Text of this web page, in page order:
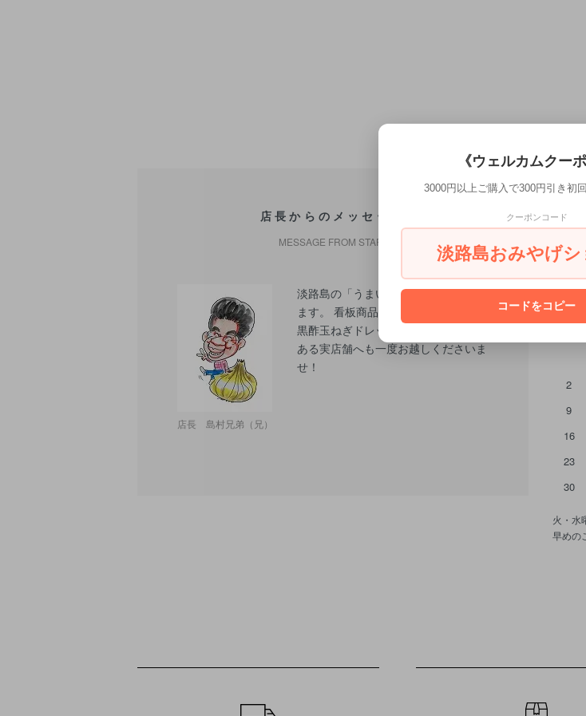
店長からのメッセージ
MESSAGE FROM STAFF
店長 島村兄弟（兄）
淡路島の「うまいもん」を販売してい
ます。 看板商品は弊店オリジナルの
黒酢玉ねぎドレッシング！ 淡路島に
ある実店舗へも一度お越しくださいま
せ！
2
9
16
23
30
火・水
早めの
《ウェルカムクーポ
3000円以上ご購入で300円引き初
クーポンコード
淡路島おみやげ
コードをコピー